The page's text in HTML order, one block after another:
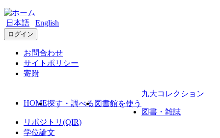
日本語 English
ログイン
お問合わせ
サイトポリシー
寄附
HOME探す・調べる 図書館を使う
九大コレクション
図書・雑誌
リポジトリ(QIR)
学位論文